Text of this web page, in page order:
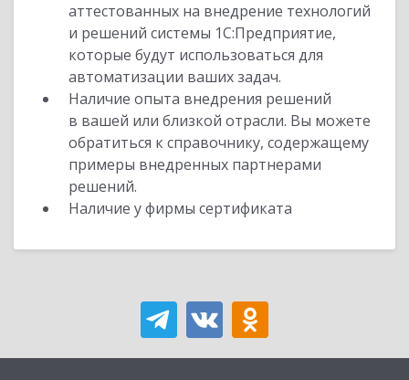
аттестованных на внедрение технологий
и решений системы 1С:Предприятие,
которые будут использоваться для
автоматизации ваших задач.
Наличие опыта внедрения решений
в вашей или близкой отрасли. Вы можете
обратиться к справочнику, содержащему
примеры внедренных партнерами
решений.
Наличие у фирмы сертификата